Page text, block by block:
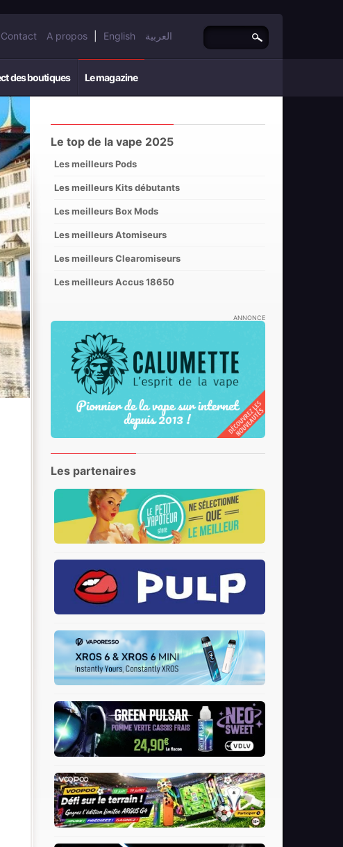
Contact A propos English العربية
des boutiques Le magazine
Le top de la vape 2025
Les meilleurs Pods
Les meilleurs Kits débutants
Les meilleurs Box Mods
Les meilleurs Atomiseurs
Les meilleurs Clearomiseurs
Les meilleurs Accus 18650
ANNONCE
Les partenaires